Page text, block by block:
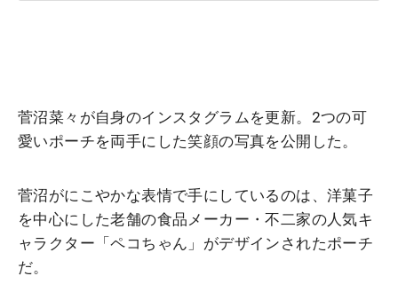
菅沼菜々が自身のインスタグラムを更新。2つの可
愛いポーチを両手にした笑顔の写真を公開した。
菅沼がにこやかな表情で手にしているのは、洋菓子
を中心にした老舗の食品メーカー・不二家の人気キ
ャラクター「ペコちゃん」がデザインされたポーチ
だ。